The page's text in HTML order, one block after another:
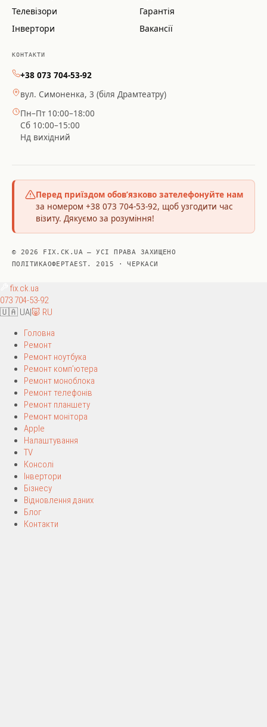
Телевізори
Інвертори
Гарантія
Вакансії
КОНТАКТИ
+38 073 704-53-92
вул. Симоненка, 3 (біля Драмтеатру)
Пн–Пт 10:00–18:00
Сб 10:00–15:00
Нд вихідний
Перед приїздом обов’язково зателефонуйте нам
за номером +38 073 704-53-92, щоб узгодити час
візиту. Дякуємо за розуміння!
© 2026 FIX.CK.UA — УСІ ПРАВА ЗАХИЩЕНО
ПОЛІТИКАОФЕРТАEST. 2015 · ЧЕРКАСИ
fix.ck.ua
073 704-53-92
🇺🇦 UA|🐷 RU
Головна
Ремонт
Ремонт ноутбука
Ремонт комп’ютера
Ремонт моноблока
Ремонт телефонів
Ремонт планшету
Ремонт монітора
Apple
Налаштування
TV
Консолі
Інвертори
Бізнесу
Відновлення даних
Блог
Контакти